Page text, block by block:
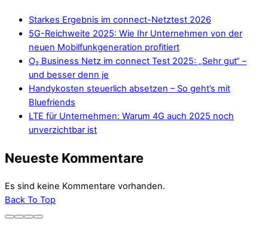
Starkes Ergebnis im connect-Netztest 2026
5G-Reichweite 2025: Wie Ihr Unternehmen von der
neuen Mobilfunkgeneration profitiert
O₂ Business Netz im connect Test 2025: „Sehr gut“ –
und besser denn je
Handykosten steuerlich absetzen – So geht’s mit
Bluefriends
LTE für Unternehmen: Warum 4G auch 2025 noch
unverzichtbar ist
Neueste Kommentare
Es sind keine Kommentare vorhanden.
Back To Top